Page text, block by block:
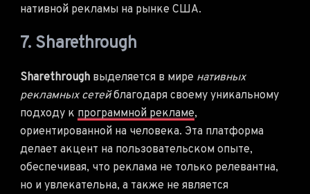
нативной рекламы на рынке США.
7. Sharethrough
Sharethrough выделяется в мире нативных
рекламных сетейблагодаря своему уникальному
подходу к программной рекламе,
ориентированной на человека. Эта платформа
делает акцент на пользовательском опыте,
обеспечивая, что реклама не только релевантна,
но и увлекательна, а также не является